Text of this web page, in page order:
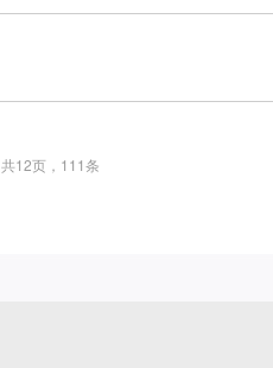
共12页，111条